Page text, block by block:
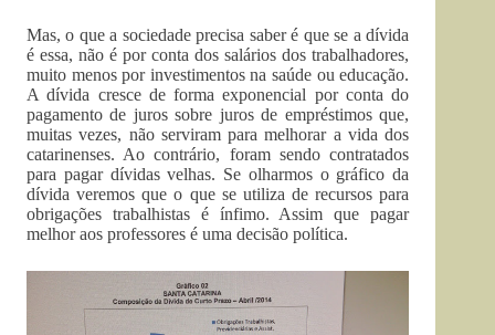
Mas, o que a sociedade precisa saber é que se a dívida
é essa, não é por conta dos salários dos trabalhadores,
muito menos por investimentos na saúde ou educação.
A dívida cresce de forma exponencial por conta do
pagamento de juros sobre juros de empréstimos que,
muitas vezes, não serviram para melhorar a vida dos
catarinenses. Ao contrário, foram sendo contratados
para pagar dívidas velhas. Se olharmos o gráfico da
dívida veremos que o que se utiliza de recursos para
obrigações trabalhistas é ínfimo. Assim que pagar
melhor aos professores é uma decisão política.